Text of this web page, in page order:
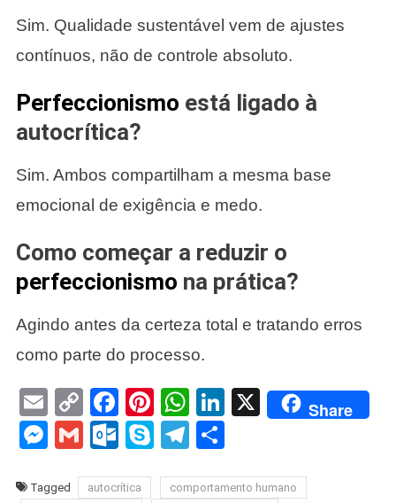
Sim. Qualidade sustentável vem de ajustes
contínuos, não de controle absoluto.
Perfeccionismo está ligado à
autocrítica?
Sim. Ambos compartilham a mesma base
emocional de exigência e medo.
Como começar a reduzir o
perfeccionismo na prática?
Agindo antes da certeza total e tratando erros
como parte do processo.
EmailCopy
Link
Facebook
Pinterest
WhatsApp
LinkedIn
X Share
Messenger
GmailOutlook.com
SkypeTelegram
Tagged autocrítica
comportamento humano